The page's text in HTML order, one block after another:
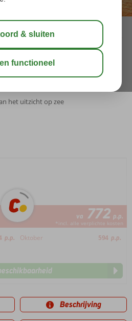
Gouvia centrum
het uitzicht op zee
va 772 p.p.
*incl. alle verplichte kosten
p.p. Oktober 594 p.p.
Beschrijving